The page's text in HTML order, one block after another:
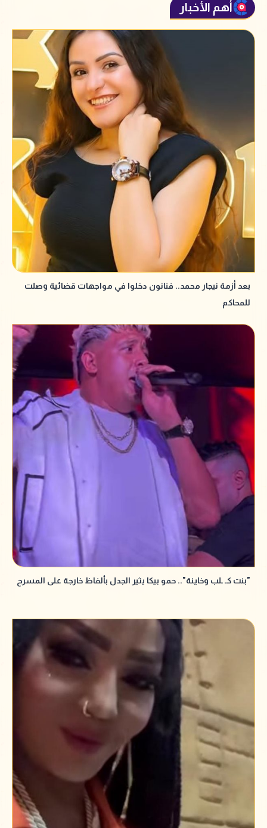
أهم الأخبار
بعد أزمة نيجار محمد.. فنانون دخلوا في مواجهات قضائية وصلت
للمحاكم
"بنت كـ ـلب وخاينة".. حمو بيكا يثير الجدل بألفاظ خارجة على المسرح